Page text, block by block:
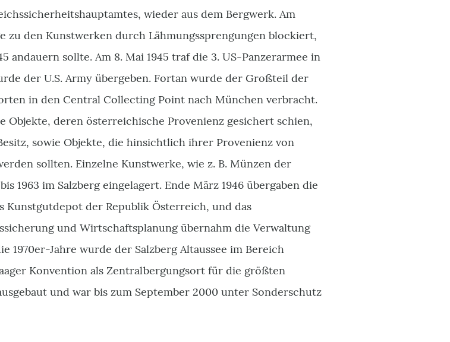
wieder aus dem Bergwerk. Am
zu den Kunstwerken durch Lähmungssprengungen blockiert,
andauern sollte. Am 8. Mai 1945 traf die 3. US-Panzerarmee in
der U.S. Army übergeben. Fortan wurde der Großteil der
in den Central Collecting Point nach München verbracht.
Objekte, deren österreichische Provenienz gesichert schien,
sowie Objekte, die hinsichtlich ihrer Provenienz von
sollten. Einzelne Kunstwerke, wie z. B. Münzen der
1963 im Salzberg eingelagert. Ende März 1946 übergaben die
Kunstgutdepot der Republik Österreich, und das
und Wirtschaftsplanung übernahm die Verwaltung
1970er-Jahre wurde der Salzberg Altaussee im Bereich
Konvention als Zentralbergungsort für die größten
und war bis zum September 2000 unter Sonderschutz